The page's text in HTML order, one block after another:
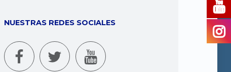
NUESTRAS REDES SOCIALES